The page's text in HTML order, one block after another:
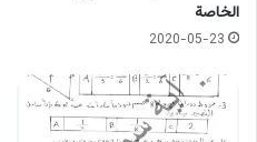
الخاصة
2020-05-23